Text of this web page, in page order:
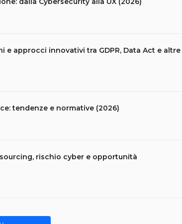
approcci innovativi tra GDPR, Data Act e altre
tendenze e normative (2026)
rischio cyber e opportunità